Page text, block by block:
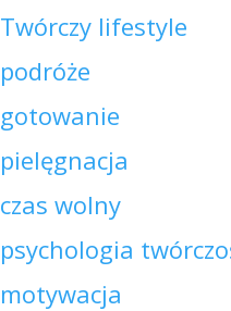
Twórczy lifestyle
podróże
gotowanie
pielęgnacja
czas wolny
psychologia
motywacja